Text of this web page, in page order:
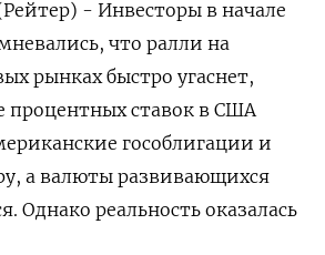
- Инвесторы в начале
что ралли на
рынках быстро угаснет,
процентных ставок в США
гособлигации и
а валюты развивающихся
Однако реальность оказалась